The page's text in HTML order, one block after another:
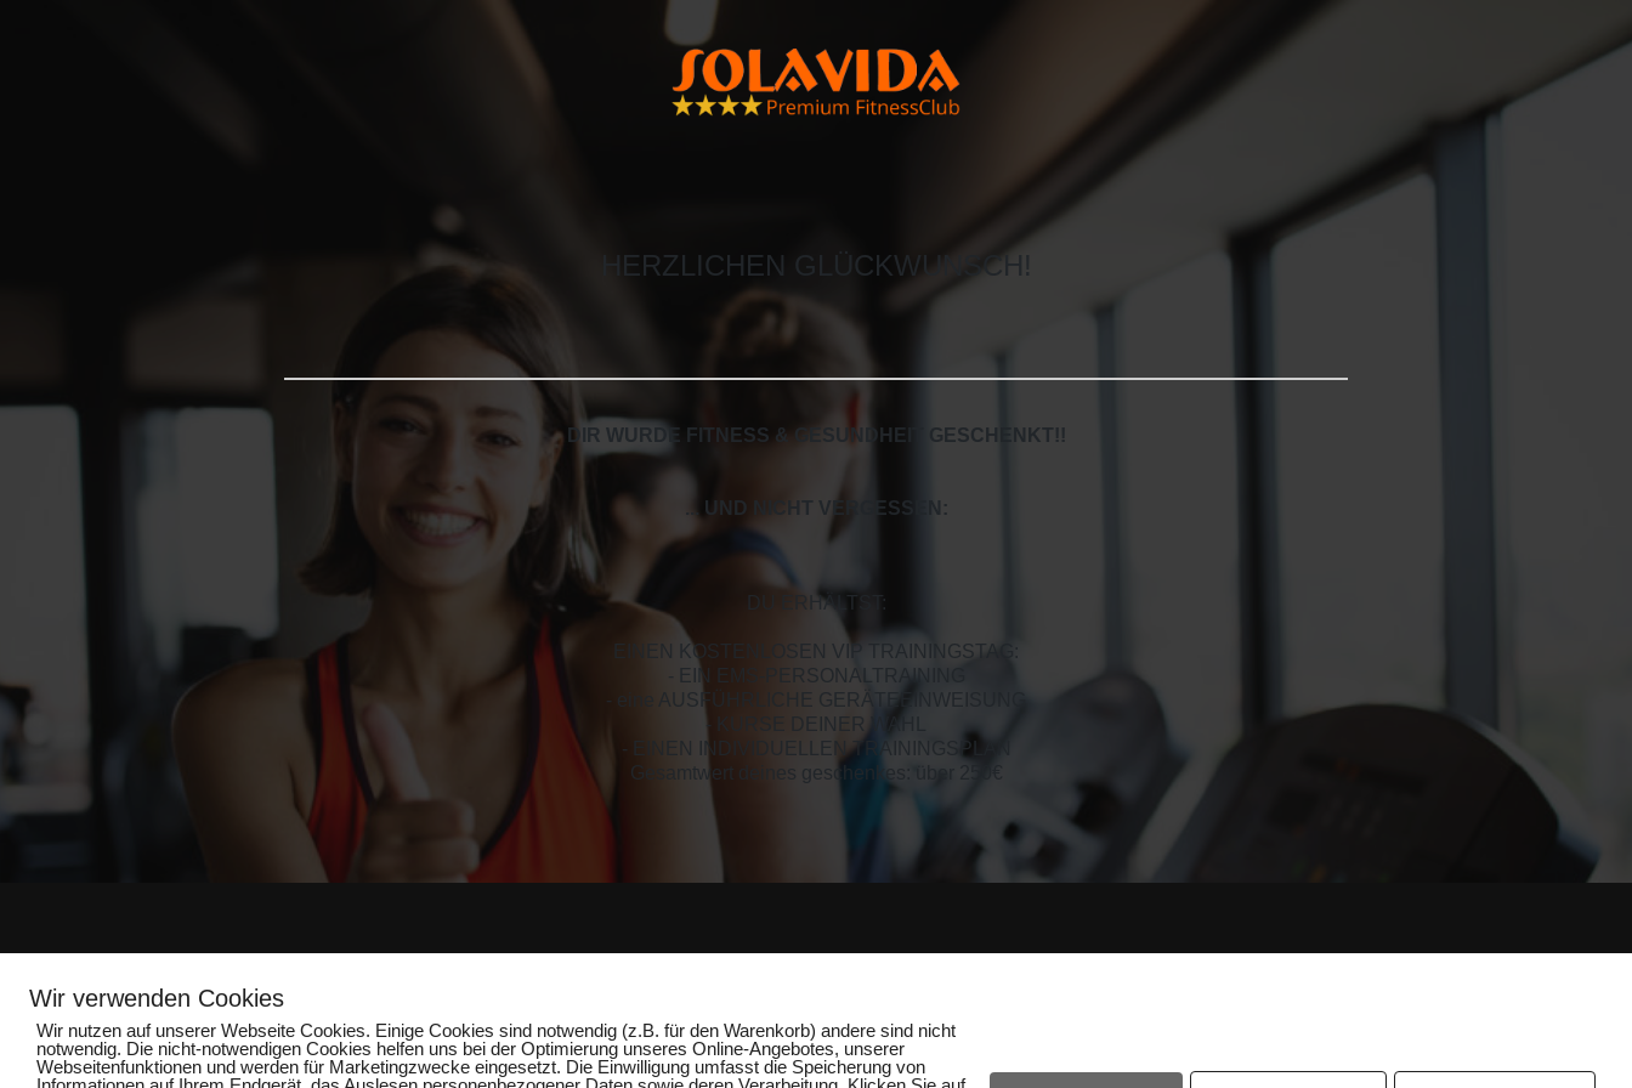
HERZLICHEN GLÜCKWUNSCH!
DIR WURDE FITNESS & GESUNDHEIT GESCHENKT! !
... UND NICHT VERGESSEN:
DU ERHÄLTST:
EINEN KOSTENLOSEN VIP TRAININGSTAG:
- EIN EMS-PERSONALTRAINING
- eine AUSFÜHRLICHE GERÄTEEINWEISUNG
- KURSE DEINER WAHL
- EINEN INDIVIDUELLEN TRAININGSPLAN
Gesamtwert deines geschenkes: über 250€
Wir verwenden Cookies
Wir nutzen auf unserer Webseite Cookies. Einige Cookies sind notwendig (z.B. für den Warenkorb) andere sind nicht
notwendig. Die nicht-notwendigen Cookies helfen uns bei der Optimierung unseres Online-Angebotes, unserer
Webseitenfunktionen und werden für Marketingzwecke eingesetzt. Die Einwilligung umfasst die Speicherung von